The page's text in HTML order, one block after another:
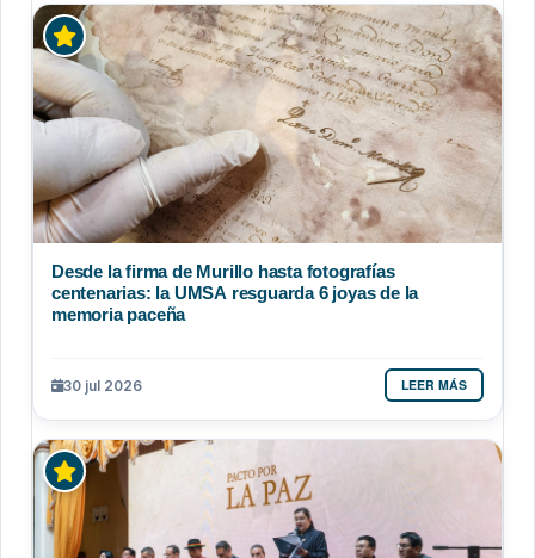
Desde la firma de Murillo hasta fotografías
centenarias: la UMSA resguarda 6 joyas de la
memoria paceña
30 jul 2026 LEER MÁS